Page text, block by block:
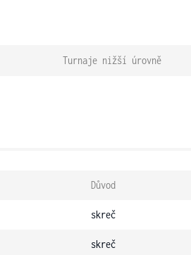
Turnaje nižší úrovně
Důvod
skreč
skreč